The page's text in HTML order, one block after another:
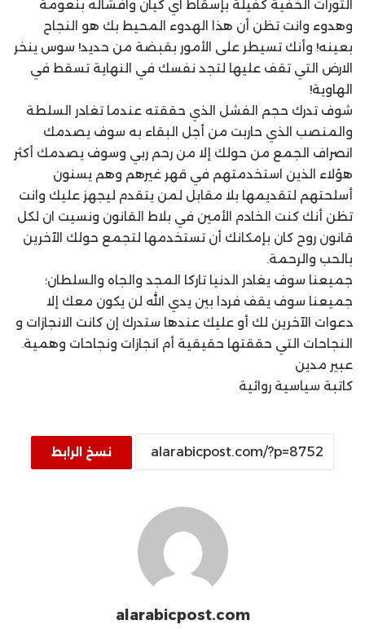
الثورات الخفية كفيلة بإسقاط اي كيان وافشاله بنعومة
وهدوء وانت تظن أن هذا الهدوء المحيط بك هو النجاح
بعينه! وأنك تسيطر على الأمور بقبضة من حديد! سوس ينخر
الارض التي تقف عليها لتجد نفسك في النهاية تسقط في
الهاوية!
شوف تدرك حجم الفشل الذي حققته عندما تغادر السلطة
والمنصب الذي حاربت من أجل البقاء به سوف يصدمك
انصراف الجمع من حولك إلا من رحم ربي وسوف يصدمك أكثر
هؤلاء الذين استخدمتهم في قهر غيرهم وهم يسنون
أسلحتهم لتقديمها بلا مقابل لمن يتقدم ليجهز عليك وانت
تظن أنك كنت الخادم الأمين في بلاط القانون ونسيت ان لكل
قانون روح كان بإمكانك أن تستخدمها لتجمع حولك الآخرين
بالحب والرحمة.
جميعنا سوف يغادر الدنيا تاركا المجد والجاه والسلطان؛
جميعنا سوف يقف فردا بين يدي الله لن يكون معك إلا
دعوات الآخرين لك أو عليك عندها ستدرك إن كانت الانجازات و
النجاحات التي حققتها حقيقية أم انجازات ونجاحات وهمية.
عبير مدين
كاتبة سياسية روائية
نسخ الرابط
alarabicpost.com